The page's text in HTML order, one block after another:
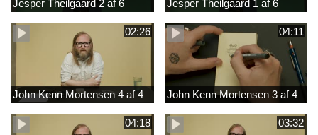
Jesper Theilgaard 2 af 6 Jesper Theilgaard 1 af 6
02:26
John Kenn Mortensen 4 af 4
04:11
John Kenn Mortensen 3 af 4
04:18 03:32